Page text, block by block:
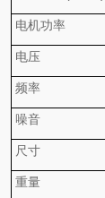
电机功率
电压
频率
噪音
尺寸
重量